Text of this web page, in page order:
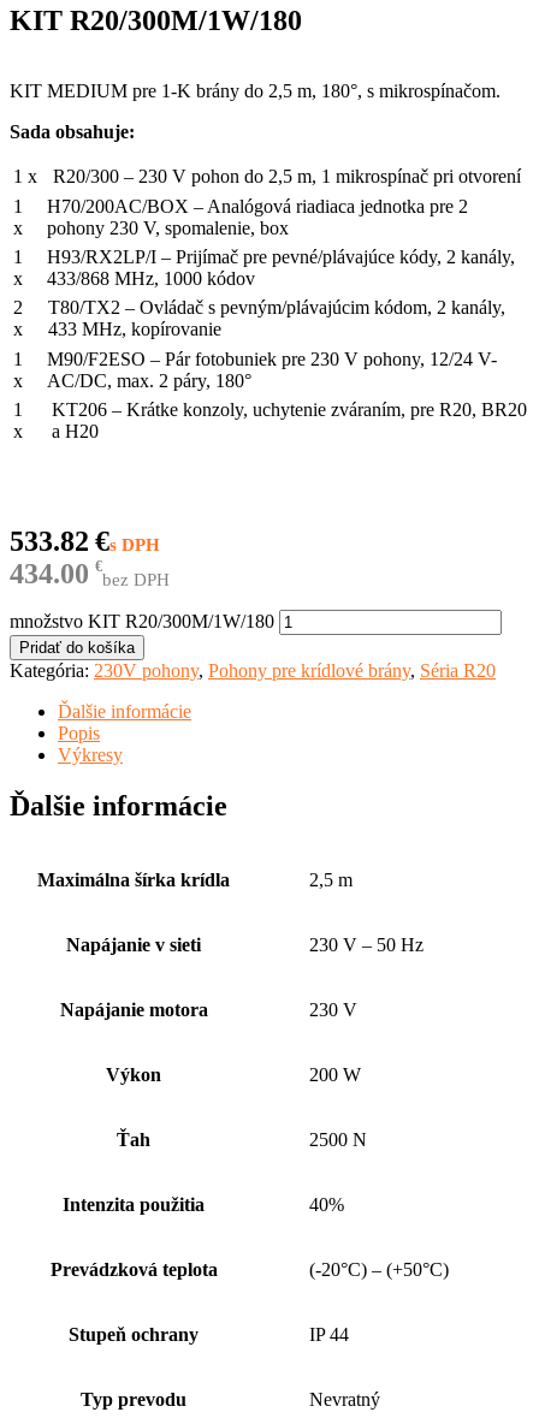
KIT R20/300M/1W/180
€
533.82
€
434.00 bez DPH
KIT MEDIUM pre 1-K brány do 2,5 m, 180°, s mikrospínačom.
Sada obsahuje:
1 x
R20/300 – 230 V pohon do 2,5 m, 1 mikrospínač pri otvorení
1
x
H70/200AC/BOX – Analógová riadiaca jednotka pre 2
pohony 230 V, spomalenie, box
1
x
H93/RX2LP/I – Prijímač pre pevné/plávajúce kódy, 2 kanály,
433/868 MHz, 1000 kódov
2
x
T80/TX2 – Ovládač s pevným/plávajúcim kódom, 2 kanály,
433 MHz, kopírovanie
1
x
M90/F2ESO – Pár fotobuniek pre 230 V pohony, 12/24 V-
AC/DC, max. 2 páry, 180°
1
x
KT206 – Krátke konzoly, uchytenie zváraním, pre R20, BR20
a H20
množstvo KIT R20/300M/1W/180
Pridať do košíka
Kategória: 230V pohony, Pohony pre krídlové brány, Séria R20
Ďalšie informácie
Popis
Výkresy
Ďalšie informácie
Maximálna šírka krídla 2,5 m
Napájanie v sieti 230 V – 50 Hz
Napájanie motora 230 V
Výkon 200 W
Ťah 2500 N
Intenzita použitia 40%
Prevádzková teplota (-20°C) – (+50°C)
Stupeň ochrany IP 44
Typ prevodu Nevratný